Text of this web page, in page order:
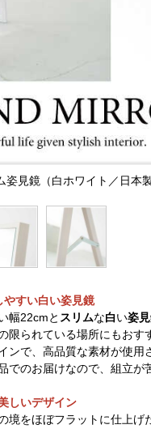
姿見鏡（白ホワイト／日
すい白い姿見鏡
幅22cmと スリムな白い姿
られている場所にもおす
ンで、高品質な素材が使用
でのお届けなので、組立が
しいデザイン
境をほぼフラットに仕上げ